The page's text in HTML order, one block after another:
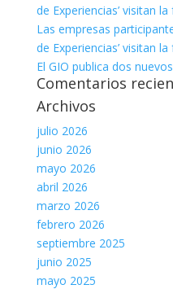
de Experiencias’ visitan
Las empresas
de Experiencias’ visitan
El GIO publica dos
Comentarios
Archivos
julio 2026
junio 2026
mayo 2026
abril 2026
marzo 2026
febrero 2026
septiembre 2025
junio 2025
mayo 2025